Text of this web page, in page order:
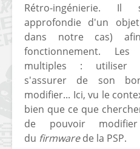
Rétro-ingénierie.
approfondie d'un
dans notre cas)
fonctionnement.
multiples : utiliser
s'assurer de son
modifier... Ici, vu le
bien que ce que
de pouvoir
du firmwarede la PSP.
[Vita]
KyûHEN, le
concours de
homebrews
[PSP]
PSP 2000/
désormais
possible avec
Sweeper !